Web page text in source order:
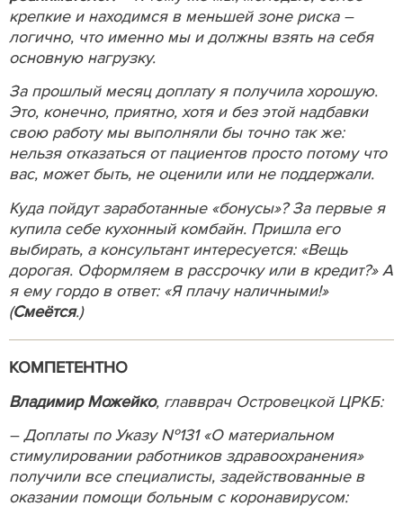
крепкие и находимся в меньшей зоне риска –
логично, что именно мы и должны взять на себя
основную нагрузку.
За прошлый месяц доплату я получила хорошую.
Это, конечно, приятно, хотя и без этой надбавки
свою работу мы выполняли бы точно так же:
нельзя отказаться от пациентов просто потому что
вас, может быть, не оценили или не поддержали.
Куда пойдут заработанные «бонусы»? За первые я
купила себе кухонный комбайн. Пришла его
выбирать, а консультант интересуется: «Вещь
дорогая. Оформляем в рассрочку или в кредит?» А
я ему гордо в ответ: «Я плачу наличными!»
(Смеётся.)
КОМПЕТЕНТНО
Владимир Можейко, главврач Островецкой ЦРКБ:
– Доплаты по Указу №131 «О материальном
стимулировании работников здравоохранения»
получили все специалисты, задействованные в
оказании помощи больным с коронавирусом: